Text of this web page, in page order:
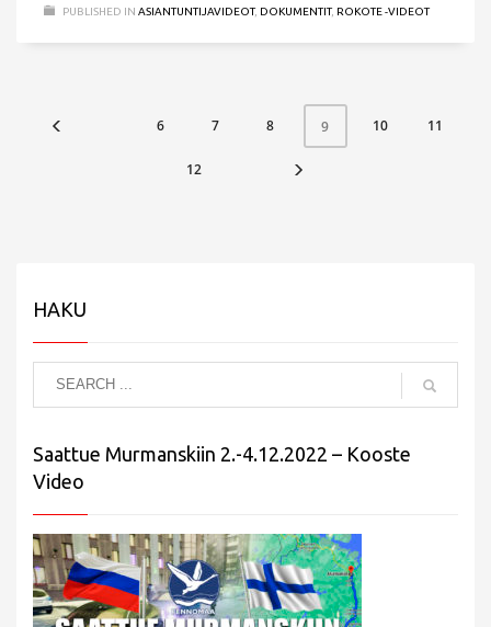
PUBLISHED IN ASIANTUNTIJAVIDEOT, DOKUMENTIT, ROKOTE -VIDEOT
6 7 8 9 10 11
12
HAKU
Saattue Murmanskiin 2.-4.12.2022 – Kooste
Video